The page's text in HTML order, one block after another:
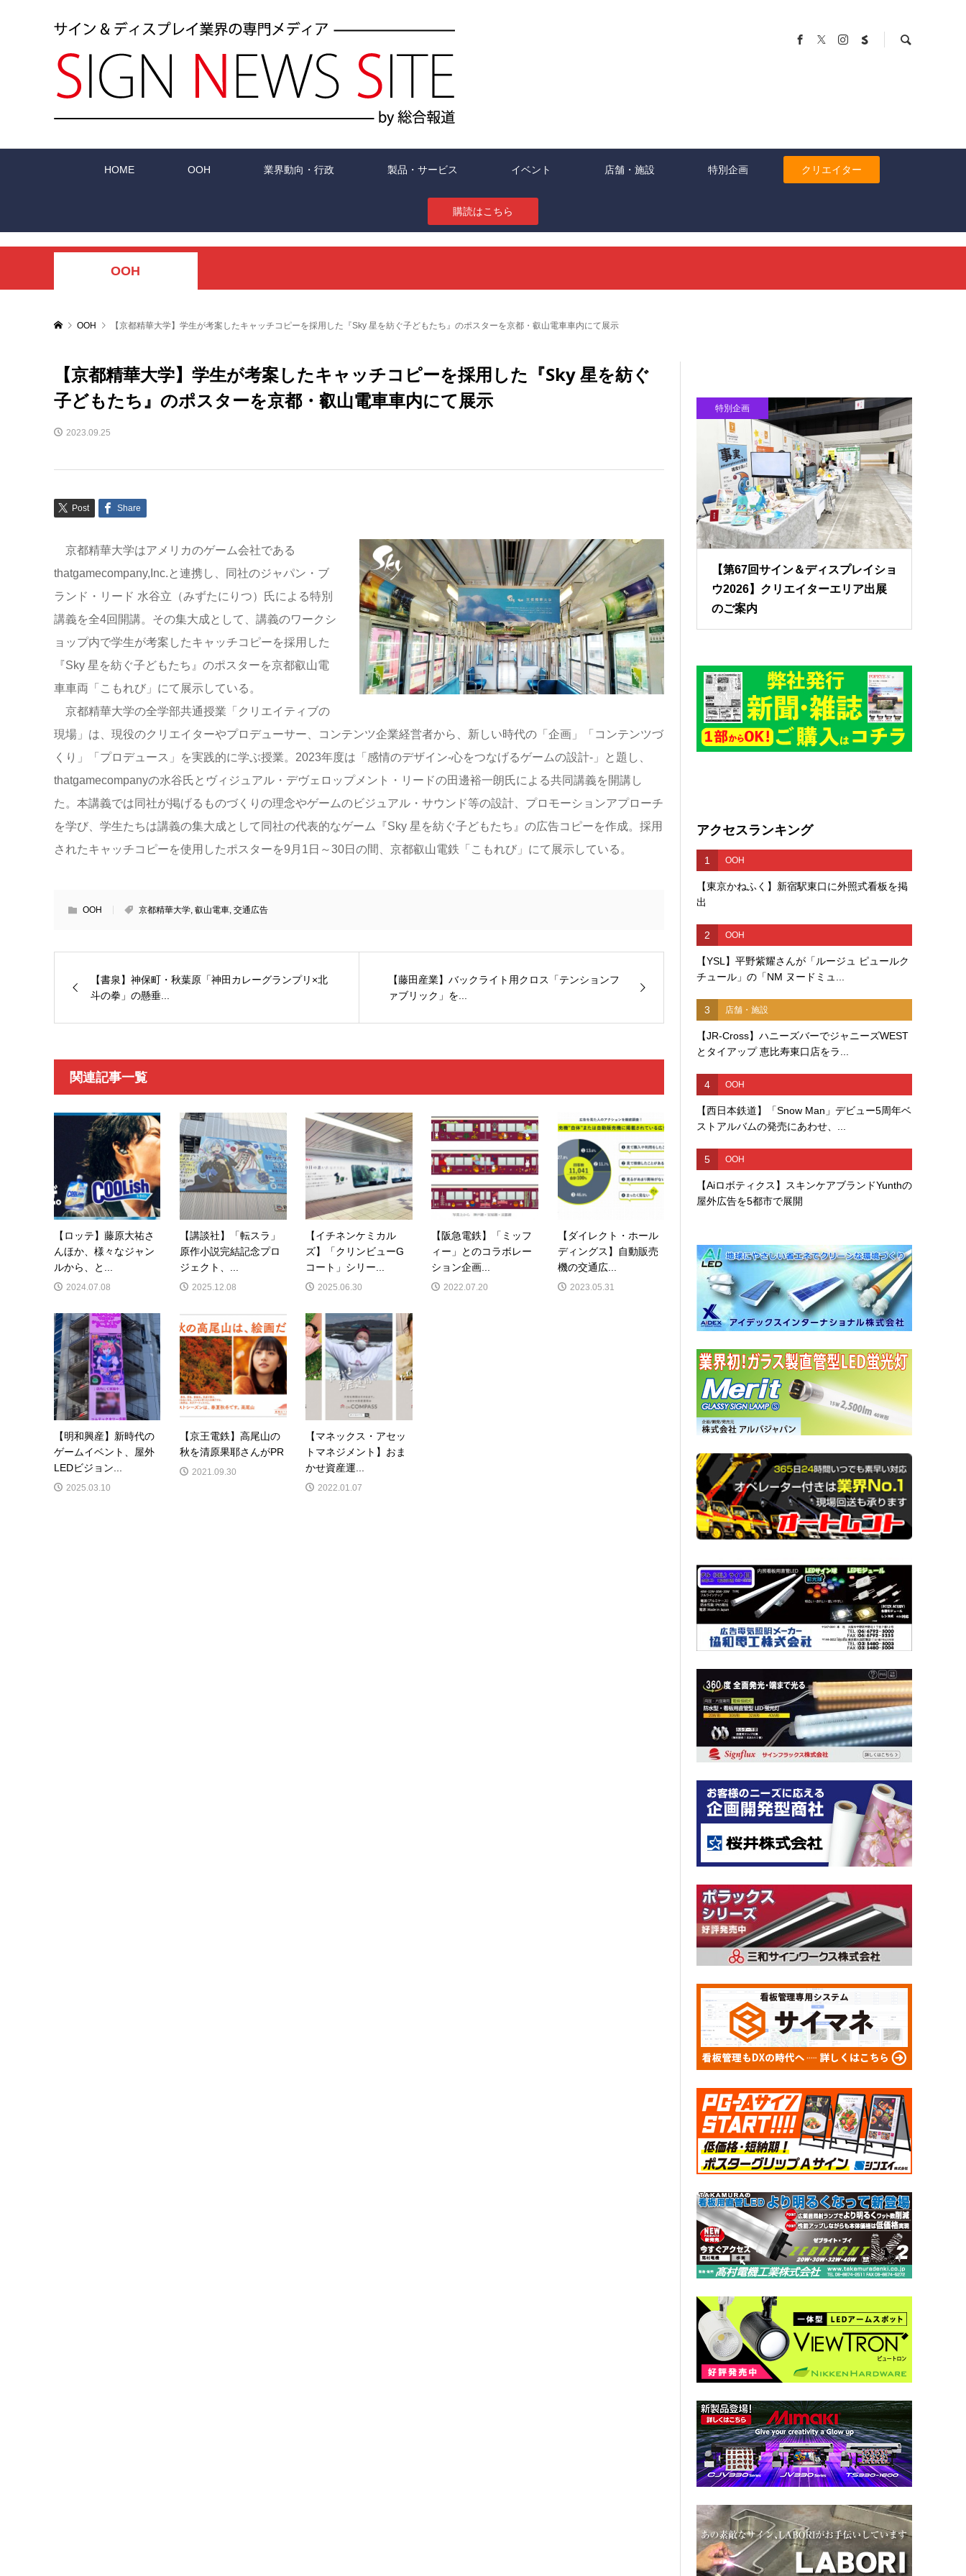
HOME OOH 業界動向・行政 製品・サービス イベント 店舗・施設 特別企画 クリエイター
購読はこちら
OOH
OOH 【京都精華大学】学生が考案したキャッチコピーを採用した『Sky 星を紡ぐ子どもたち』のポスターを京都・叡山電車車内にて展示
【京都精華大学】学生が考案したキャッチコピーを採用した『Sky 星を紡ぐ
子どもたち』のポスターを京都・叡山電車車内にて展示
2023.09.25
Post Share
京都精華大学はアメリカのゲーム会社である
thatgamecompany,Inc.と連携し、同社のジャパン・ブ
ランド・リード 水谷立（みずたにりつ）氏による特別
講義を全4回開講。その集大成として、講義のワークシ
ョップ内で学生が考案したキャッチコピーを採用した
『Sky 星を紡ぐ子どもたち』のポスターを京都叡山電
車車両「こもれび」にて展示している。
京都精華大学の全学部共通授業「クリエイティブの
現場」は、現役のクリエイターやプロデューサー、コンテンツ企業経営者から、新しい時代の「企画」「コンテンツづ
くり」「プロデュース」を実践的に学ぶ授業。2023年度は「感情のデザイン-心をつなげるゲームの設計-」と題し、
thatgamecompanyの水谷氏とヴィジュアル・デヴェロップメント・リードの田邊裕一朗氏による共同講義を開講し
た。本講義では同社が掲げるものづくりの理念やゲームのビジュアル・サウンド等の設計、プロモーションアプローチ
を学び、学生たちは講義の集大成として同社の代表的なゲーム『Sky 星を紡ぐ子どもたち』の広告コピーを作成。採用
されたキャッチコピーを使用したポスターを9月1日～30日の間、京都叡山電鉄「こもれび」にて展示している。
OOH 京都精華大学, 叡山電車, 交通広告
【書泉】神保町・秋葉原「神田カレーグランプリ×北
斗の拳」の懸垂...
【藤田産業】バックライト用クロス「テンションフ
ァブリック」を...
関連記事一覧
【ロッテ】藤原大祐さ
んほか、様々なジャン
ルから、と...
2024.07.08
【講談社】「転スラ」
原作小説完結記念プロ
ジェクト、...
2025.12.08
【イチネンケミカル
ズ】「クリンビューG
コート」シリー...
2025.06.30
【阪急電鉄】「ミッフ
ィー」とのコラボレー
ション企画...
2022.07.20
【ダイレクト・ホール
ディングス】自動販売
機の交通広...
2023.05.31
【明和興産】新時代の
ゲームイベント、屋外
LEDビジョン...
2025.03.10
【京王電鉄】高尾山の
秋を清原果耶さんがPR
2021.09.30
【マネックス・アセッ
トマネジメント】おま
かせ資産運...
2022.01.07
特別企画
【第67回サイン＆ディスプレイショ
ウ2026】クリエイターエリア出展
のご案内
アクセスランキング
1 OOH
【東京かねふく】新宿駅東口に外照式看板を掲
出
2 OOH
【YSL】平野紫耀さんが「ルージュ ピュールク
チュール」の「NM ヌードミュ...
3 店舗・施設
【JR-Cross】ハニーズバーでジャニーズWEST
とタイアップ 恵比寿東口店をラ...
4 OOH
【西日本鉄道】「Snow Man」デビュー5周年ベ
ストアルバムの発売にあわせ、...
5 OOH
【Aiロボティクス】スキンケアブランドYunthの
屋外広告を5都市で展開